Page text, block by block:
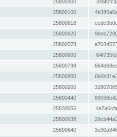
25800300
25800100
25800618
25800620
25800578
25800600
25800798
25800800
25800200
25800440
25830056
25800638
25800640